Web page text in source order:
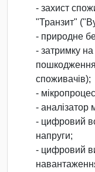
- захист
"Транзит"
- природне
- затримку
споживачів);
-
- аналізатор
- цифровий
напруги;
- цифровий